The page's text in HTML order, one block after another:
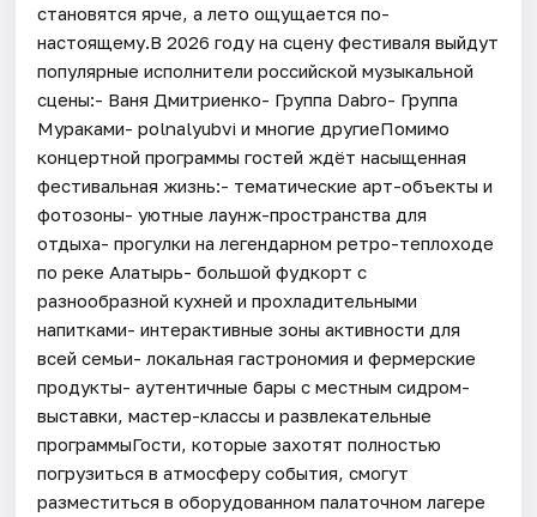
становятся ярче, а лето ощущается по-
настоящему.В 2026 году на сцену фестиваля выйдут
популярные исполнители российской музыкальной
сцены:- Ваня Дмитриенко- Группа Dabro- Группа
Мураками- polnalyubvi и многие другиеПомимо
концертной программы гостей ждёт насыщенная
фестивальная жизнь:- тематические арт-объекты и
фотозоны- уютные лаунж-пространства для
отдыха- прогулки на легендарном ретро-теплоходе
по реке Алатырь- большой фудкорт с
разнообразной кухней и прохладительными
напитками- интерактивные зоны активности для
всей семьи- локальная гастрономия и фермерские
продукты- аутентичные бары с местным сидром-
выставки, мастер-классы и развлекательные
программыГости, которые захотят полностью
погрузиться в атмосферу события, смогут
разместиться в оборудованном палаточном лагере